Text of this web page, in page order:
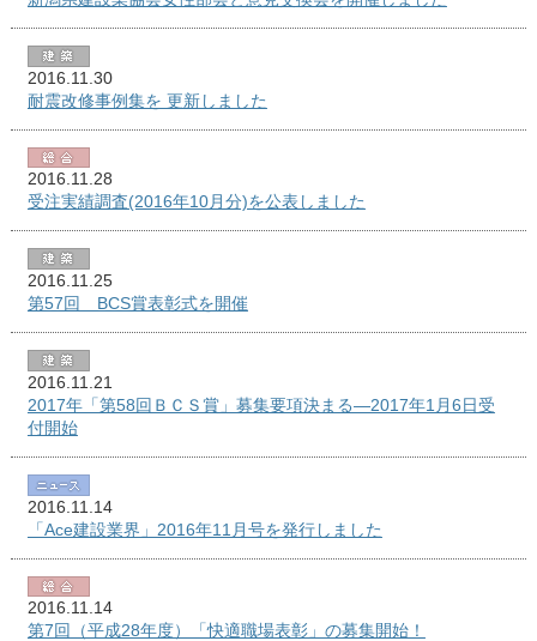
2016.11.30
耐震改修事例集を 更新しました
2016.11.28
受注実績調査(2016年10月分)を公表しました
2016.11.25
第57回 BCS賞表彰式を開催
2016.11.21
2017年「第58回ＢＣＳ賞」募集要項決まる―2017年1月6日受
付開始
2016.11.14
「Ace建設業界」2016年11月号を発行しました
2016.11.14
第7回（平成28年度）「快適職場表彰」の募集開始！